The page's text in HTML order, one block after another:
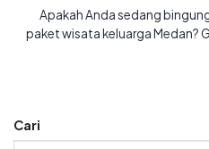
Apakah Anda sedang
paket wisata keluarga Medan?
Cari